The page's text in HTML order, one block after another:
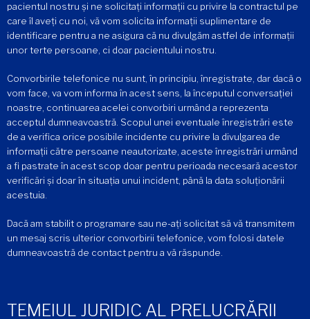
pacientul nostru și ne solicitați informații cu privire la contractul pe
care îl aveți cu noi, vă vom solicita informații suplimentare de
identificare pentru a ne asigura că nu divulgăm astfel de informații
unor terte persoane, ci doar pacientului nostru.
Convorbirile telefonice nu sunt, în principiu, înregistrate, dar dacă o
vom face, va vom informa în acest sens, la începutul conversației
noastre, continuarea acelei convorbiri urmând a reprezenta
acceptul dumneavoastră. Scopul unei eventuale înregistrări este
de a verifica orice posibile incidente cu privire la divulgarea de
informații către persoane neautorizate, aceste înregistrări urmând
a fi pastrate în acest scop doar pentru perioada necesară acestor
verificări și doar în situația unui incident, până la data soluționării
acestuia.
Dacă am stabilit o programare sau ne-ați solicitat să vă transmitem
un mesaj scris ulterior convorbirii telefonice, vom folosi datele
dumneavoastră de contact pentru a vă răspunde.
TEMEIUL JURIDIC AL PRELUCRĂRII